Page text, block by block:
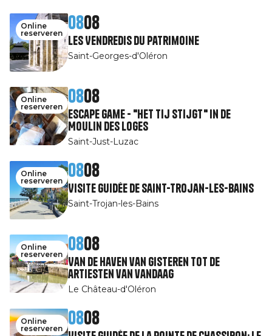
Online
reserveren
0808
Les Vendredis du patrimoine
Saint-Georges-d'Oléron
Online
reserveren
0808
Escape Game - "Het tij stijgt" in de
Moulin des Loges
Saint-Just-Luzac
Online
reserveren
0808
Visite guidée de Saint-Trojan-les-Bains
Saint-Trojan-les-Bains
Online
reserveren
0808
Van de haven van gisteren tot de
artiesten van vandaag
Le Château-d'Oléron
Online
reserveren
0808